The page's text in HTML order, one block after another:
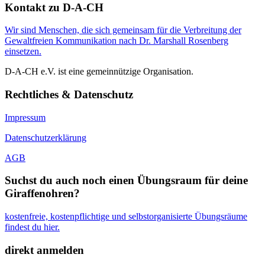
Kontakt zu D-A-CH
Wir sind Menschen, die sich gemeinsam für die Verbreitung der
Gewaltfreien Kommunikation nach Dr. Marshall Rosenberg
einsetzen.
D-A-CH e.V. ist eine gemeinnützige Organisation.
Rechtliches & Datenschutz
Impressum
Datenschutzerklärung
AGB
Suchst du auch noch einen Übungsraum für deine
Giraffenohren?
kostenfreie, kostenpflichtige und selbstorganisierte Übungsräume
findest du hier.
direkt anmelden